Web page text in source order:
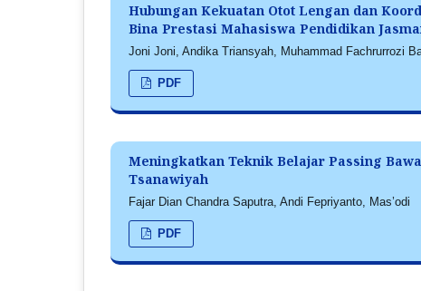
Hubungan Kekuatan Otot Lengan dan
Bina Prestasi Mahasiswa Pendidikan
Joni Joni, Andika Triansyah, Muhammad Fachrurrozi
PDF
Meningkatkan Teknik Belajar Passing
Tsanawiyah
Fajar Dian Chandra Saputra, Andi Fepriyanto, Mas’odi
PDF